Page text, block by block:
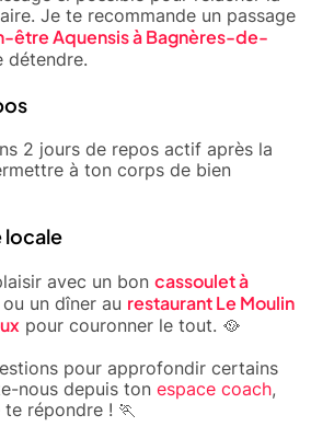
Je te recommande un passage
être Aquensis à Bagnères-de-
détendre.
2 jours de repos actif après la
à ton corps de bien
locale
avec un bon cassoulet à
ou un dîner au restaurant Le Moulin
pour couronner le tout. 🥘
pour approfondir certains
nous depuis ton espace coach,
répondre ! 🏃